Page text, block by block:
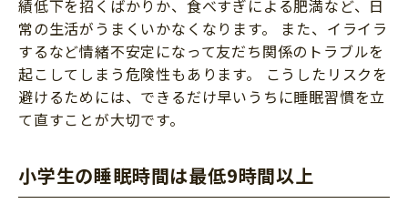
績低下を招くばかりか、食べすぎによる肥満など、日
常の生活がうまくいかなくなります。 また、イライラ
するなど情緒不安定になって友だち関係のトラブルを
起こしてしまう危険性もあります。 こうしたリスクを
避けるためには、できるだけ早いうちに睡眠習慣を立
て直すことが大切です。
小学生の睡眠時間は最低9時間以上